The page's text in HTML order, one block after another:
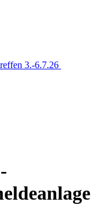
3.-6.7.26